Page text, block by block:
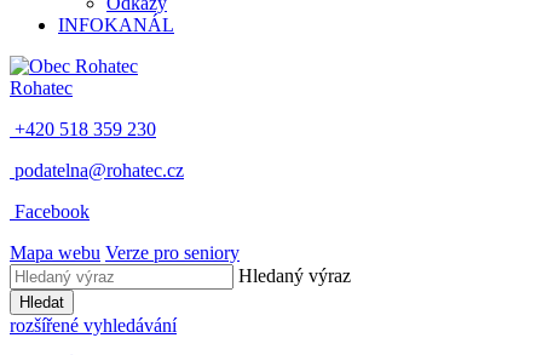
INFOKANÁL
Rohatec
+420 518 359 230
podatelna@rohatec.cz
Facebook
Mapa webu Verze pro seniory
Hledaný výraz
Hledat
rozšířené vyhledávání